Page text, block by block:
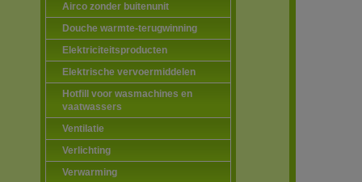
Airco zonder buitenunit
Douche warmte-terugwinning
Elektriciteitsproducten
Elektrische vervoermiddelen
Hotfill voor wasmachines en
vaatwassers
Ventilatie
Verlichting
Verwarming